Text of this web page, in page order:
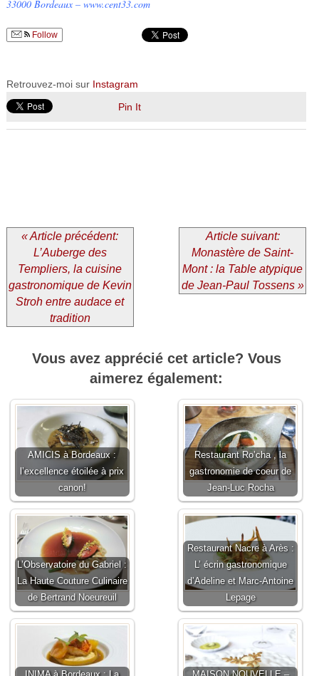
33000 Bordeaux – www.cent33.com
Follow
Retrouvez-moi sur Instagram
Pin It
« Article précédent:
L’Auberge des
Templiers, la cuisine
gastronomique de Kevin
Stroh entre audace et
tradition
Article suivant:
Monastère de Saint-
Mont : la Table atypique
de Jean-Paul Tossens »
Vous avez apprécié cet article? Vous
aimerez également:
AMICIS à Bordeaux :
l’excellence étoilée à prix
canon!
Restaurant Ro’cha , la
gastronomie de coeur de
Jean-Luc Rocha
L’Observatoire du Gabriel :
La Haute Couture Culinaire
de Bertrand Noeureuil
Restaurant Nacre à Arès :
L’ écrin gastronomique
d’Adeline et Marc-Antoine
Lepage